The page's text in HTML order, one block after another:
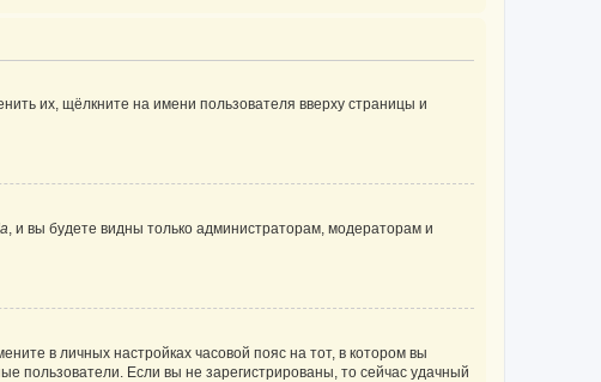
их, щёлкните на имени пользователя вверху страницы и
, и вы будете видны только администраторам, модераторам и
в личных настройках часовой пояс на тот, в котором вы
пользователи. Если вы не зарегистрированы, то сейчас удачный